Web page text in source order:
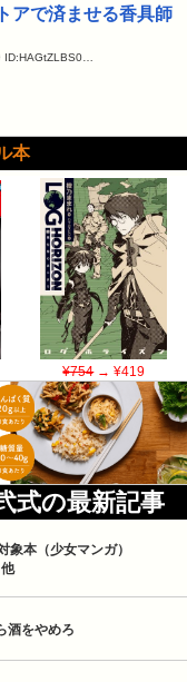
アで済ませる香具師
ID:HAGtZLBS0…
本
¥754→ ¥419
式の最新記事
象本（少女マンガ）
酒をやめろ